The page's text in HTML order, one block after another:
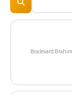
395 Boulevard